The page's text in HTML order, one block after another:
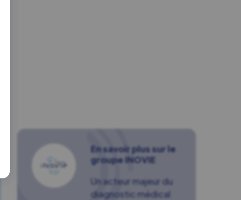
En savoir plus sur le
groupe INOVIE
Un acteur majeur du
diagnostic médical